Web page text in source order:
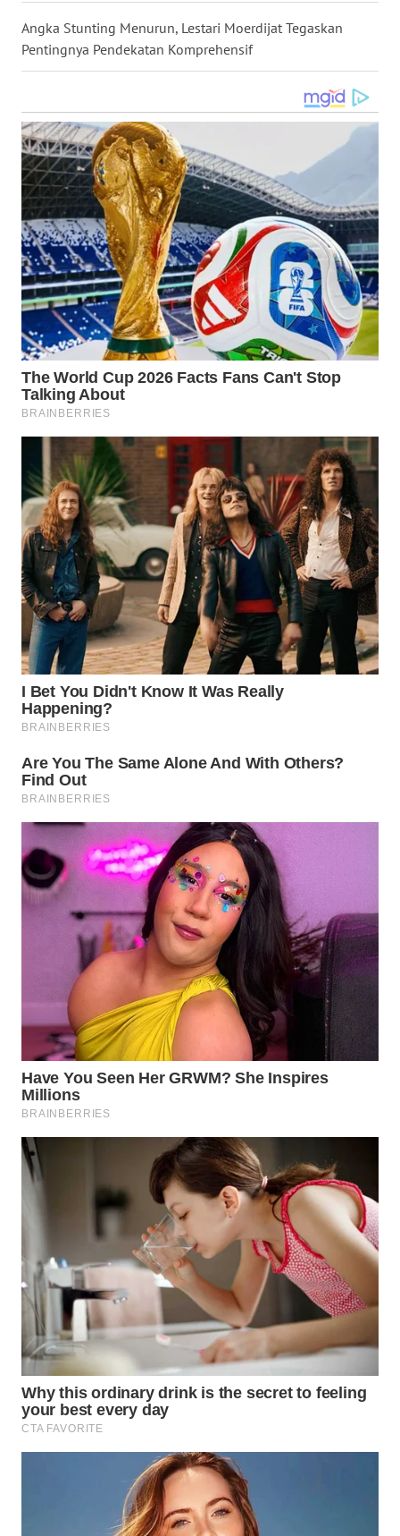
Angka Stunting Menurun, Lestari Moerdijat Tegaskan
Pentingnya Pendekatan Komprehensif
KALTARA
WN
KALTIM
WN
SULSEL
WN
GORONTALO
WN
SULUT
WN
MALUKU
WN
MALUT
WN
DAIRI
WN
DANAU
TOBA
WN
NIAS
WN
LANGKAT
WN
TAPANULI
SELATAN
WN
TANJUNG
WN
KARO
SIMALUNGUN
WN
LABUHANBATU
WN DELI
SERDANG
WN
TEBING
TINGGI
WN
PAKPAK